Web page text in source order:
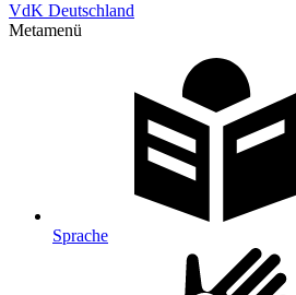
VdK Deutschland
Metamenü
Sprache